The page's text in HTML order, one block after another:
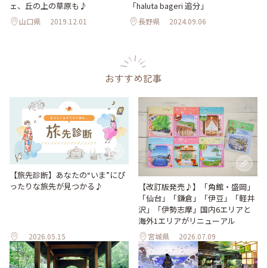
ェ、丘の上の草原も♪
山口県 2019.12.01
「haluta bageri 追分」
長野県 2024.09.06
おすすめ記事
【旅先診断】あなたの“いま”にぴ
ったりな旅先が見つかる♪
2026.05.15
【改訂版発売♪】「角館・盛岡」
「仙台」「鎌倉」「伊豆」「軽井
沢」「伊勢志摩」国内6エリアと
海外1エリアがリニューアル
宮城県 2026.07.09